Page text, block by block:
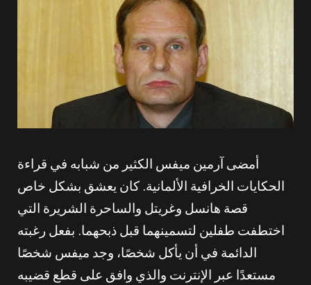
أمضى آرمين ميفس الكثير من شبابه في قراءة
الحكايات الخرافية الألمانية. كان يعشق بشكل خاص
قصة هانسل وغريتل والساحرة الشريرة التي
اختطفت طفلين لتسمينهما قبل ذبحهما. بفعل رغبته
الدائمة في أن يأكل شخصًا، وجد ميفس شخصًا
مستعدًا عبر الإنترنت والذي وافق على قطع قضيبه